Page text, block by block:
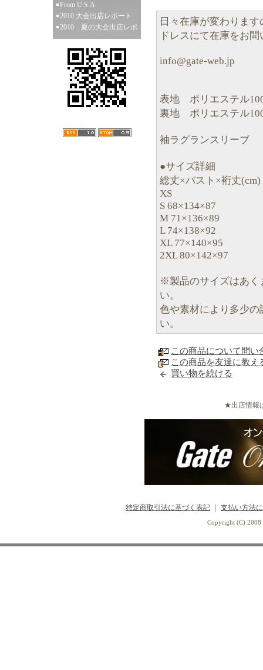
From U.S.A
2010 大会出店レポート
2010 夏の大会出店レポ
日々在庫が変わりま
ドレスにて在庫をお
info@gate-web.jp
表地 ポリエステル
裏地 ポリエステル
袖ラグランスリーブ
●サイズ詳細
総丈×バスト×裄丈(cm)
XS
S 68×134×87
M 71×136×89
L 74×138×92
XL 77×140×95
2XL 80×142×97
※製品のサイズはあく
い。
色や素材により多少
い。
この商品について問い
この商品を友達に教え
買い物を続ける
★出店情報
特定商取引法に基づく表記 支払い方法
Copyright (C) 2008